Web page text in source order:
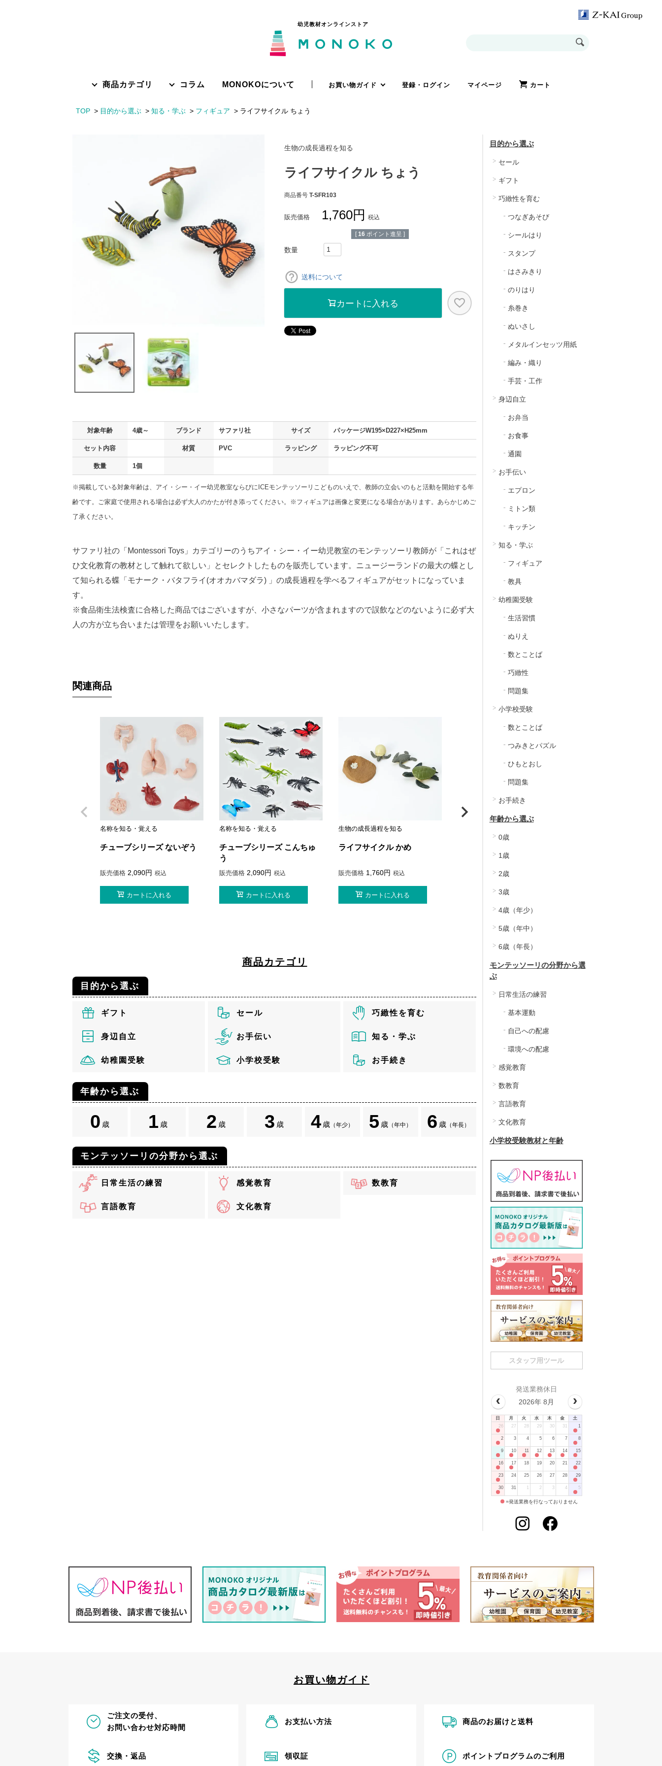
幼児教材オンラインストア
商品カテゴリ コラム MONOKOについて お買い物ガイド 登録・ログイン マイページ カート
TOP 目的から選ぶ 知る・学ぶ フィギュア ライフサイクル ちょう
生物の成長過程を知る
ライフサイクル ちょう
商品番号 T-SFR103
販売価格 1,760 税込
[ 16 ポイント進呈 ]
送料について
カートに入れる
対象年齢 4歳～ ブランド サファリ社 サイズ パッケージW195×D227×H25mm
セット内容 材質 PVC ラッピング ラッピング不可
数量 1個
※掲載している対象年齢は、アイ・シー・イー幼児教室ならびにICEモンテッソーリこどものいえで、教師の立会いのもと活動を開始する年
齢です。ご家庭で使用される場合は必ず大人のかたが付き添ってください。※フィギュアは画像と変更になる場合があります。あらかじめご
了承ください。
サファリ社の「Montessori Toys」カテゴリーのうちアイ・シー・イー幼児教室のモンテッソーリ教師が「これはぜ
ひ文化教育の教材として触れて欲しい」とセレクトしたものを販売しています。ニュージーランドの最大の蝶とし
て知られる蝶「モナーク・バタフライ(オオカバマダラ) 」の成長過程を学べるフィギュアがセットになっていま
す。
※食品衛生法検査に合格した商品ではございますが、小さなパーツが含まれますので誤飲などのないように必ず大
人の方が立ち合いまたは管理をお願いいたします。
関連商品
名称を知る・覚える
チューブシリーズ ないぞう
販売価格 2,090 税込
カートに入れる
名称を知る・覚える
チューブシリーズ こんちゅ
う
販売価格 2,090 税込
カートに入れる
生物の成長過程を知る
ライフサイクル かめ
販売価格 1,760 税込
カートに入れる
1,760
カートに入れる
商品カテゴリ
目的から選ぶ
ギフト セール 巧緻性を育む
身辺自立 お手伝い 知る・学ぶ
幼稚園受験 小学校受験 お手続き
年齢から選ぶ
0 歳 1 歳 2 歳 3 歳 4 歳 （年少） 5 歳 （年中） 6 歳 （年長）
モンテッソーリの分野から選ぶ
日常生活の練習 感覚教育 数教育
言語教育 文化教育
目的から選ぶ
セール
ギフト
巧緻性を育む
つなぎあそび
シールはり
スタンプ
はさみきり
のりはり
糸巻き
ぬいさし
メタルインセッツ用紙
編み・織り
手芸・工作
身辺自立
お弁当
お食事
通園
お手伝い
エプロン
ミトン類
キッチン
知る・学ぶ
フィギュア
教具
幼稚園受験
生活習慣
ぬりえ
数とことば
巧緻性
問題集
小学校受験
数とことば
つみきとパズル
ひもとおし
問題集
お手続き
年齢から選ぶ
0歳
1歳
2歳
3歳
4歳（年少）
5歳（年中）
6歳（年長）
モンテッソーリの分野から選
ぶ
日常生活の練習
基本運動
自己への配慮
環境への配慮
感覚教育
数教育
言語教育
文化教育
小学校受験教材と年齢
スタッフ用ツール
発送業務休日
2026年 8月
日 月 火 水 木 金
土
26
27 28 29 30 31 1
2 3 4 5 6 7 8
9 10 11 12 13 14 15
16 17 18 19 20 21 22
23 24 25 26 27 28 29
30 31 1 2 3 4 5
=発送業務を行なっておりません
お買い物ガイド
ご注文の受付、
お問い合わせ対応時間
お支払い方法 商品のお届けと送料
交換・返品 領収証 ポイントプログラムのご利用